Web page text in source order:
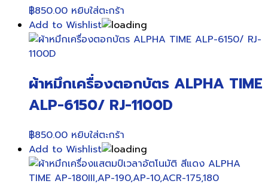
฿850.00 หยิบใส่ตะกร้า
Add to Wishlist
ผ้าหมึกเครื่องตอกบัตร ALPHA TIME
ALP-6150/ RJ-1100D
฿850.00 หยิบใส่ตะกร้า
Add to Wishlist